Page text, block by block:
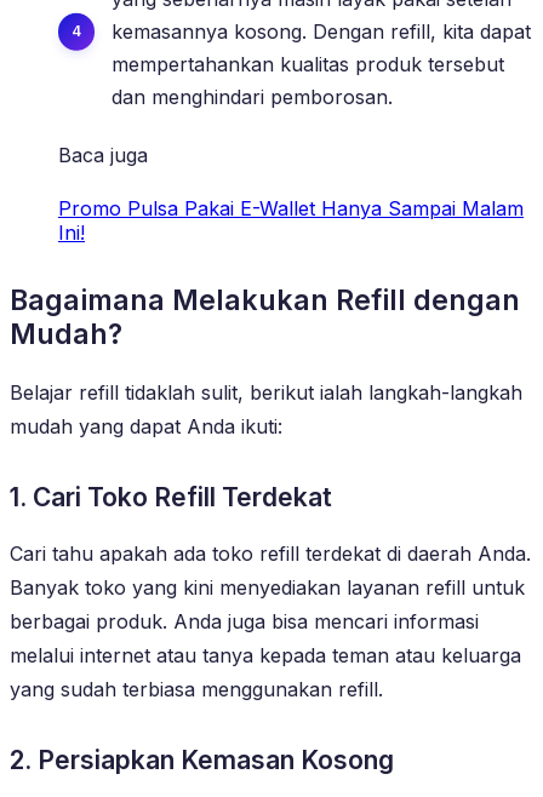
kemasannya kosong. Dengan refill, kita dapat
mempertahankan kualitas produk tersebut
dan menghindari pemborosan.
Baca juga
Promo Pulsa Pakai E-Wallet Hanya Sampai Malam
Ini!
Bagaimana Melakukan Refill dengan
Mudah?
Belajar refill tidaklah sulit, berikut ialah langkah-langkah
mudah yang dapat Anda ikuti:
1. Cari Toko Refill Terdekat
Cari tahu apakah ada toko refill terdekat di daerah Anda.
Banyak toko yang kini menyediakan layanan refill untuk
berbagai produk. Anda juga bisa mencari informasi
melalui internet atau tanya kepada teman atau keluarga
yang sudah terbiasa menggunakan refill.
2. Persiapkan Kemasan Kosong